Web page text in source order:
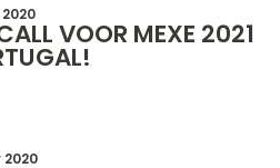
VOOR MEXE 2021